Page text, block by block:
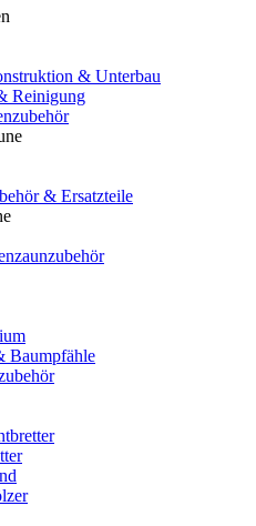
& Unterbau
Reinigung
& Ersatzteile
Baumpfähle